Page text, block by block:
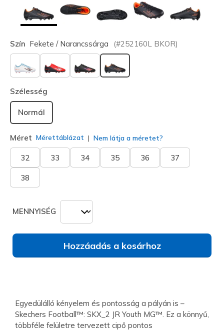
Szín Fekete / Narancssárga (#252160L BKOR)
kiválasztva
Szélesség
Normál
Méret Mérettáblázat Nem látja a méretet?
32 33 34 35 36 37
38
MENNYISÉG
Hozzáadás a kosárhoz
Egyedülálló kényelem és pontosság a pályán is –
Skechers Football™: SKX_2 JR Youth MG™. Ez a könnyű,
többféle felületre tervezett cipő pontos